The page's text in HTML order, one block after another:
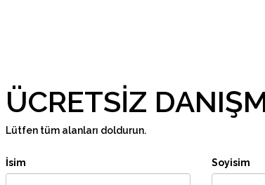
ÜCRETSIZ
Lütfen tüm alanları doldurun.
İsim Soyisim